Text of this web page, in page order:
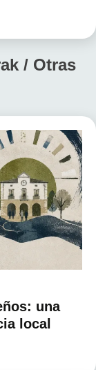
/ Otras
una
local